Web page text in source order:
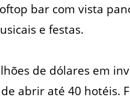
bar com vista
e festas.
de dólares em
abrir até 40 hotéis.